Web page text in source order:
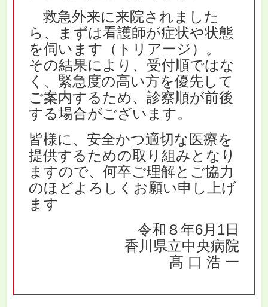
救急外来に来院されました
ら、まずは看護師が症状や状態
を伺います（トリアージ）。
その結果により、受付順ではな
く、緊急度の高い方を優先して
ご案内するため、診察順が前後
する場合がございます。
皆様に、安全かつ適切な医療を
提供するための取り組みとなり
ますので、何卒ご理解とご協力
のほどよろしくお願い申し上げ
ます
令和８年6月1日
香川県立中央病院
髙 口 浩 一